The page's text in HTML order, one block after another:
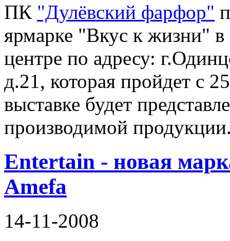
ПК "Дулёвский фарфор"
ярмарке "Вкус к жизни"
центре по адресу:
д.21, которая пройдет с
выставке будет
производимой
Entertain - новая
Amefa
14-11-2008